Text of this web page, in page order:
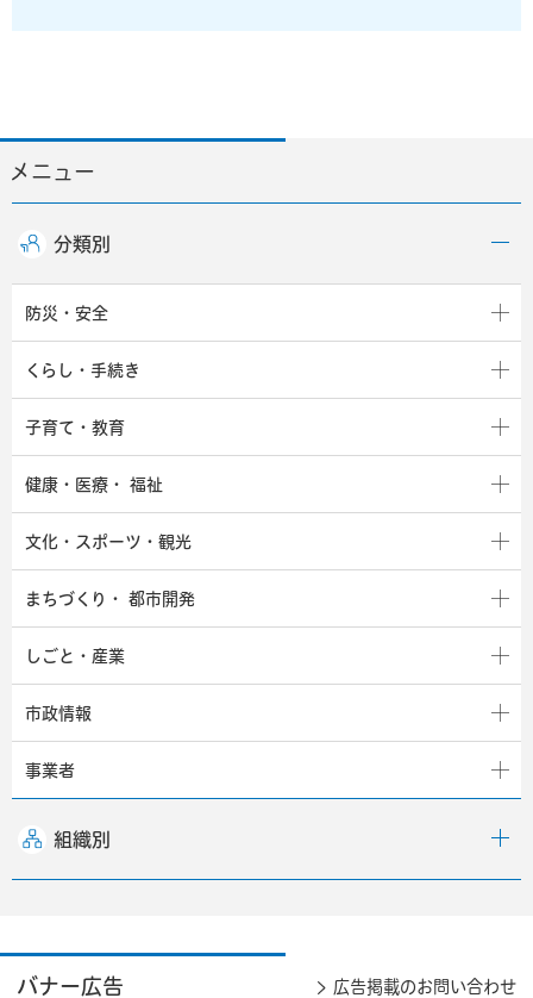
メニュー
分類別
防災・安全
くらし・手続き
子育て・教育
健康・医療・ 福祉
文化・スポーツ・観光
まちづくり・ 都市開発
しごと・産業
市政情報
事業者
組織別
バナー広告 広告掲載のお問い合わせ